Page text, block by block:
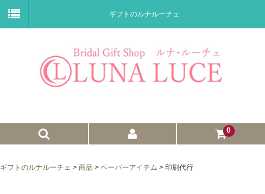
ギフトのルナルーチェ
0
ギフトのルナルーチェ > 商品 > ペーパーアイテム > 印刷代行